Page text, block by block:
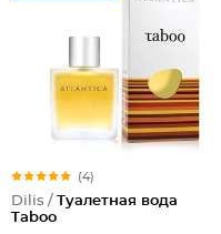
(4)
Dilis / Туалетная вода
Taboo